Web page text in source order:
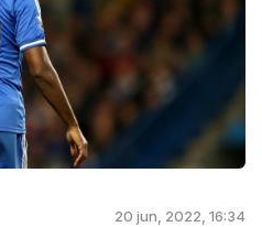
20 jun, 2022, 16:34